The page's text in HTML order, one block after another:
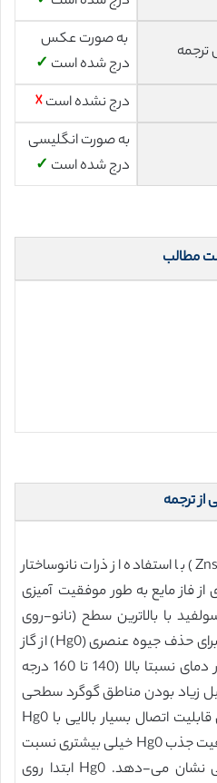
ترجمه
به صورت عکس
درج شده است ✓
درج نشده است☓
به صورت انگلیسی
درج شده است ✓
مطالب
ترجمه
مساحت سطح روی سولفید (Zns) با استفاده از ذرات نانوساختار
فاز مایع به طور موفقیت آمیزی
با بالاترین سطح (نانو-روی
سولفید) 196.1 مترمربع بر گرم برای حذف جیوه عنصری (Hg0) از گاز
ناشی از سوختن زغال سنگ در دمای نسبتا بالا (140 تا 160 درجه
زیاد بودن مناطق گوگرد سطحی
در نانو-روی سولفید که دارای قابلیت اتصال بسیار بالایی با Hg0
هستند، نانو-روی سولفید ظرفیت جذب Hg0 خیلی بیشتری نسبت
به روی سولفید بالک معمولی نشان می-دهد. Hg0 ابتدا روی